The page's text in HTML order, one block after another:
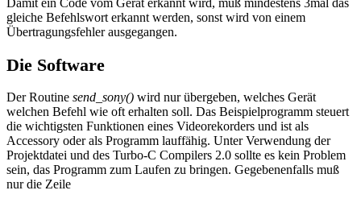
Damit ein Code vom Gerät erkannt wird, muß mindestens 3mal das
gleiche Befehlswort erkannt werden, sonst wird von einem
Übertragungsfehler ausgegangen.
Die Software
Der Routine send_sony() wird nur übergeben, welches Gerät
welchen Befehl wie oft erhalten soll. Das Beispielprogramm steuert
die wichtigsten Funktionen eines Videorekorders und ist als
Accessory oder als Programm lauffähig. Unter Verwendung der
Projektdatei und des Turbo-C Compilers 2.0 sollte es kein Problem
sein, das Programm zum Laufen zu bringen. Gegebenenfalls muß
nur die Zeile